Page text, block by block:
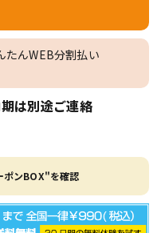
たんWEB分割払い
は別途ご連絡
ポンBOX"を確認